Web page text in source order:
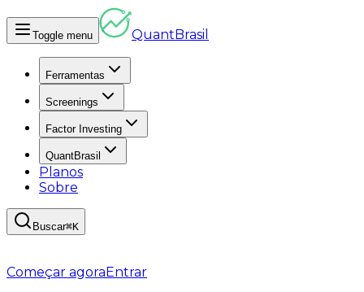
Toggle menu QuantBrasil
Ferramentas
Screenings
Factor Investing
QuantBrasil
Planos
Sobre
Buscar⌘K
Começar agoraEntrar